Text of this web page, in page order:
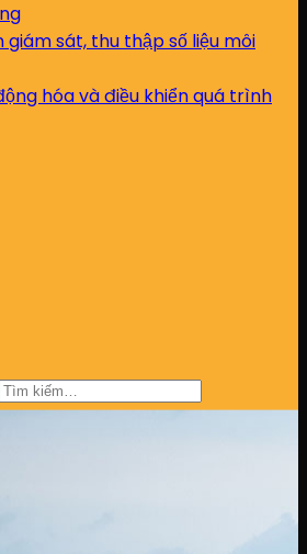
giám sát, thu thập số liệu môi
hóa và điều khiển quá trình